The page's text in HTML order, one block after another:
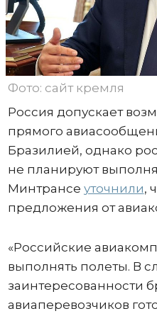
Фото: сайт кремля
Россия допускает
прямого
Бразилией, однако
не планируют
Минтрансе уточнили,
предложения от
«Российские
выполнять полеты. В
заинтересованности
авиаперевозчиков